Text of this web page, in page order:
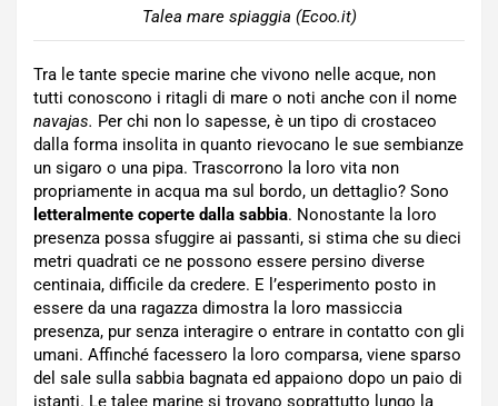
Talea mare spiaggia (Ecoo.it)
Tra le tante specie marine che vivono nelle acque, non
tutti conoscono i ritagli di mare o noti anche con il nome
navajas. Per chi non lo sapesse, è un tipo di crostaceo
dalla forma insolita in quanto rievocano le sue sembianze
un sigaro o una pipa. Trascorrono la loro vita non
propriamente in acqua ma sul bordo, un dettaglio? Sono
letteralmente coperte dalla sabbia. Nonostante la loro
presenza possa sfuggire ai passanti, si stima che su dieci
metri quadrati ce ne possono essere persino diverse
centinaia, difficile da credere. E l’esperimento posto in
essere da una ragazza dimostra la loro massiccia
presenza, pur senza interagire o entrare in contatto con gli
umani. Affinché facessero la loro comparsa, viene sparso
del sale sulla sabbia bagnata ed appaiono dopo un paio di
istanti. Le talee marine si trovano soprattutto lungo la